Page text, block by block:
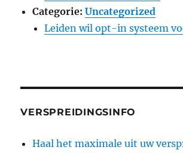
Categorie:Uncategorized
Leiden wil opt-in systeem
VERSPREIDINGSINFO
Haal het maximale uit uw